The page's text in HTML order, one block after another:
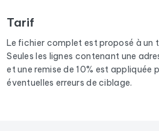
activités suivantes : Institut de
Tarif
Le fichier complet est proposé à un
Seules les lignes contenant une
et une remise de 10% est appliquée
éventuelles erreurs de ciblage.